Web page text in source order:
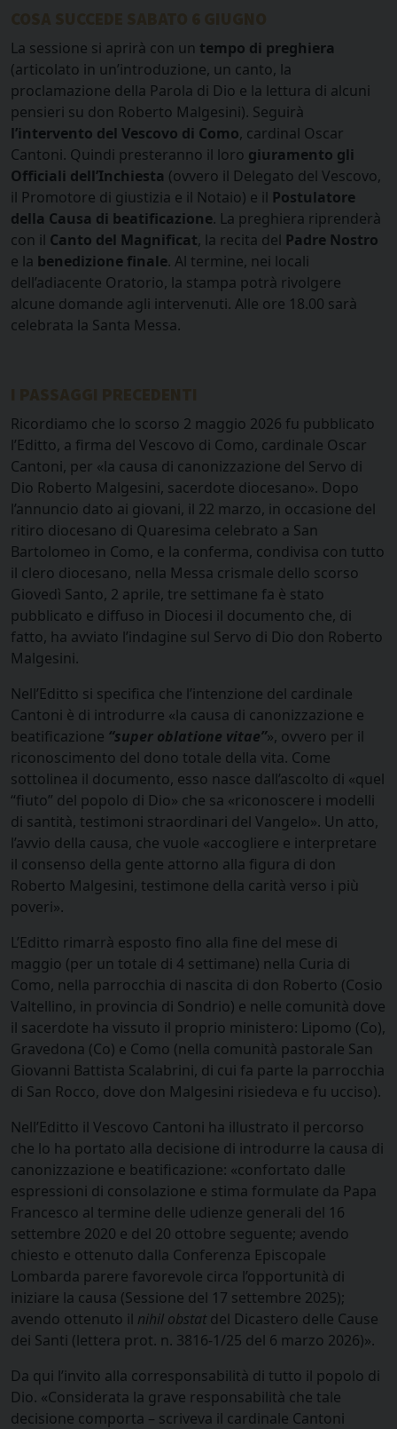
La sessione si aprirà con un tempo di preghiera
(articolato in un’introduzione, un canto, la
proclamazione della Parola di Dio e la lettura di alcuni
pensieri su don Roberto Malgesini). Seguirà
l’intervento del Vescovo di Como, cardinal Oscar
Cantoni. Quindi presteranno il loro giuramento gli
Officiali dell’Inchiesta (ovvero il Delegato del Vescovo,
il Promotore di giustizia e il Notaio) e il Postulatore
della Causa di beatificazione. La preghiera riprenderà
con il Canto del Magnificat, la recita del Padre Nostro
e la benedizione finale. Al termine, nei locali
dell’adiacente Oratorio, la stampa potrà rivolgere
alcune domande agli intervenuti. Alle ore 18.00 sarà
celebrata la Santa Messa.
Ricordiamo che lo scorso 2 maggio 2026 fu pubblicato
l’Editto, a firma del Vescovo di Como, cardinale Oscar
Cantoni, per «la causa di canonizzazione del Servo di
Dio Roberto Malgesini, sacerdote diocesano». Dopo
l’annuncio dato ai giovani, il 22 marzo, in occasione del
ritiro diocesano di Quaresima celebrato a San
Bartolomeo in Como, e la conferma, condivisa con tutto
il clero diocesano, nella Messa crismale dello scorso
Giovedì Santo, 2 aprile, tre settimane fa è stato
pubblicato e diffuso in Diocesi il documento che, di
fatto, ha avviato l’indagine sul Servo di Dio don Roberto
Malgesini.
Nell’Editto si specifica che l’intenzione del cardinale
Cantoni è di introdurre «la causa di canonizzazione e
beatificazione “super oblatione vitae”», ovvero per il
riconoscimento del dono totale della vita. Come
sottolinea il documento, esso nasce dall’ascolto di «quel
“fiuto” del popolo di Dio» che sa «riconoscere i modelli
di santità, testimoni straordinari del Vangelo». Un atto,
l’avvio della causa, che vuole «accogliere e interpretare
il consenso della gente attorno alla figura di don
Roberto Malgesini, testimone della carità verso i più
poveri».
L’Editto rimarrà esposto fino alla fine del mese di
maggio (per un totale di 4 settimane) nella Curia di
Como, nella parrocchia di nascita di don Roberto (Cosio
Valtellino, in provincia di Sondrio) e nelle comunità dove
il sacerdote ha vissuto il proprio ministero: Lipomo (Co),
Gravedona (Co) e Como (nella comunità pastorale San
Giovanni Battista Scalabrini, di cui fa parte la parrocchia
di San Rocco, dove don Malgesini risiedeva e fu ucciso).
Nell’Editto il Vescovo Cantoni ha illustrato il percorso
che lo ha portato alla decisione di introdurre la causa di
canonizzazione e beatificazione: «confortato dalle
espressioni di consolazione e stima formulate da Papa
Francesco al termine delle udienze generali del 16
settembre 2020 e del 20 ottobre seguente; avendo
chiesto e ottenuto dalla Conferenza Episcopale
Lombarda parere favorevole circa l’opportunità di
iniziare la causa (Sessione del 17 settembre 2025);
avendo ottenuto il nihil obstatdel Dicastero delle Cause
dei Santi (lettera prot. n. 3816-1/25 del 6 marzo 2026)».
Da qui l’invito alla corresponsabilità di tutto il popolo di
Dio. «Considerata la grave responsabilità che tale
decisione comporta – scriveva il cardinale Cantoni